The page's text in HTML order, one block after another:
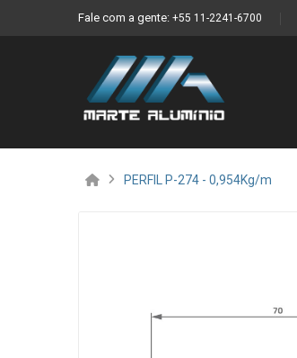
Fale com a gente: +55 11-2241-6700
PERFIL P-274 - 0,954Kg/m